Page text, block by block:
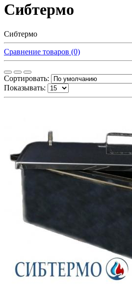
Сибтермо
Сибтермо
Сравнение товаров (0)
Сортировать:
Показывать: